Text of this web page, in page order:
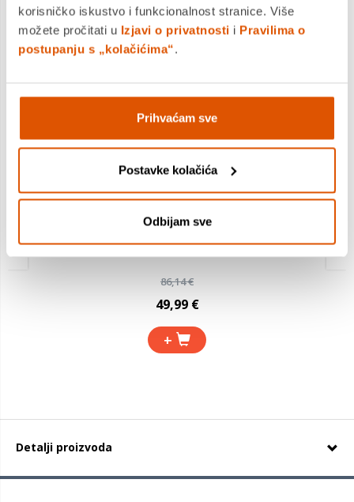
korisničko iskustvo i funkcionalnost stranice. Više
možete pročitati u Izjavi o privatnosti i Pravilima o
postupanju s „kolačićima“.
Prihvaćam sve
Postavke kolačića
Odbijam sve
86,14 €
49,99 €
+
Detalji proizvoda